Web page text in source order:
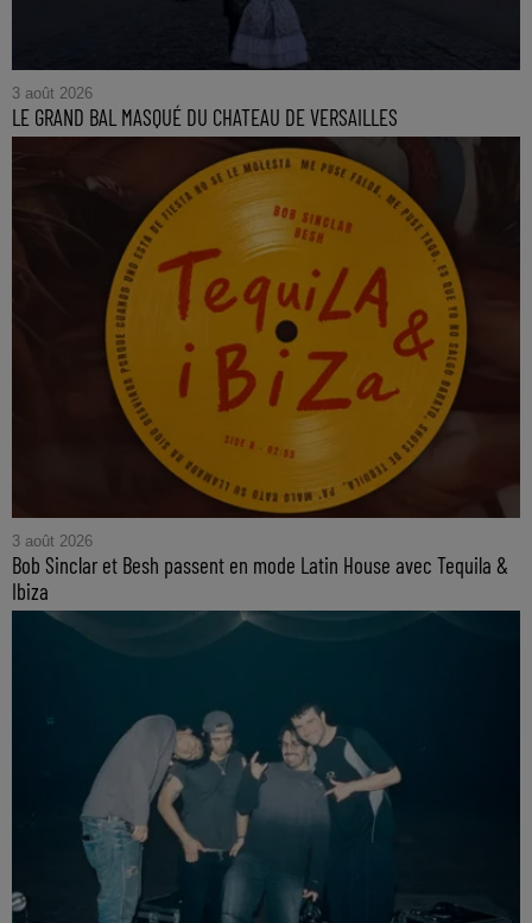
3 août 2026
LE GRAND BAL MASQUÉ DU CHATEAU DE VERSAILLES
3 août 2026
Bob Sinclar et Besh passent en mode Latin House avec Tequila &
Ibiza